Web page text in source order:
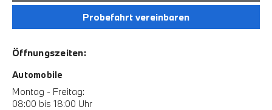
Probefahrt vereinbaren
Öffnungszeiten:
Automobile
Montag - Freitag:
08:00 bis 18:00 Uhr